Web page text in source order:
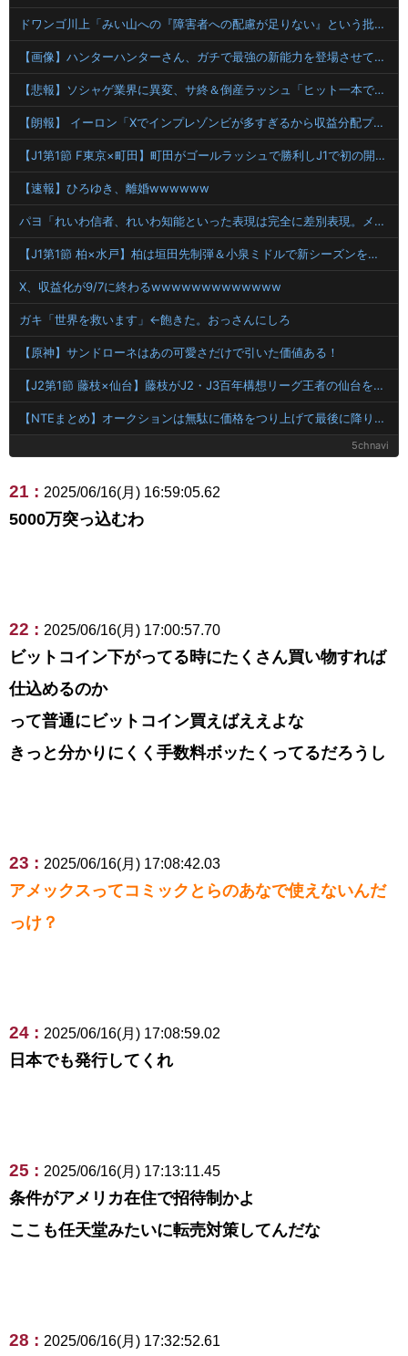
ドワンゴ川上「みい山への『障害者への配慮が足りない』という批判は害悪。障害者に関わると損をするのは事実。」
【画像】ハンターハンターさん、ガチで最強の新能力を登場させてしまうｗｗｗｗｗｗｗ
【悲報】ソシャゲ業界に異変、サ終＆倒産ラッシュ「ヒット一本で一攫千金」は過去の話に
【朗報】 イーロン「Xでインプレゾンビが多すぎるから収益分配プログラムやめるわ」
【J1第1節 F東京×町田】町田がゴールラッシュで勝利しJ1で初の開幕白星！新加入・明本のゴールなど5得点挙げ暫定首位に
【速報】ひろゆき、離婚wwwwww
パヨ「れいわ信者、れいわ知能といった表現は完全に差別表現。メディアは放送禁止用語に指定するべき」
【J1第1節 柏×水戸】柏は垣田先制弾＆小泉ミドルで新シーズンを白星スタート！後半に水戸の追い上げを許すも逃げ切る
X、収益化が9/7に終わるwwwwwwwwwwwww
ガキ「世界を救います」←飽きた。おっさんにしろ
【原神】サンドローネはあの可愛さだけで引いた価値ある！
【J2第1節 藤枝×仙台】藤枝がJ2・J3百年構想リーグ王者の仙台を撃破！槙野監督は恩師・森山監督を相手に白星
【NTEまとめ】オークションは無駄に価格をつり上げて最後に降りるのが楽しい
5chnavi
21 : 2025/06/16(月) 16:59:05.62
5000万突っ込むわ
22 : 2025/06/16(月) 17:00:57.70
ビットコイン下がってる時にたくさん買い物すれば
仕込めるのか
って普通にビットコイン買えばええよな
きっと分かりにくく手数料ボッたくってるだろうし
23 : 2025/06/16(月) 17:08:42.03
アメックスってコミックとらのあなで使えないんだ
っけ？
24 : 2025/06/16(月) 17:08:59.02
日本でも発行してくれ
25 : 2025/06/16(月) 17:13:11.45
条件がアメリカ在住で招待制かよ
ここも任天堂みたいに転売対策してんだな
28 : 2025/06/16(月) 17:32:52.61